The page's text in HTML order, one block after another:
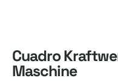
Cuadro
Maschine